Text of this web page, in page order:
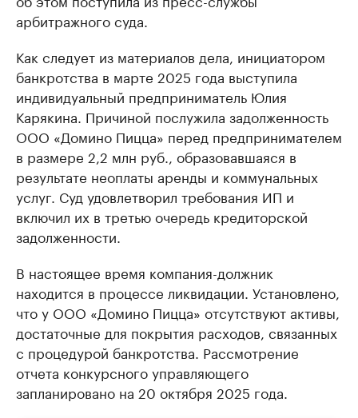
арбитражного суда.
Как следует из материалов дела, инициатором
банкротства в марте 2025 года выступила
индивидуальный предприниматель Юлия
Карякина. Причиной послужила задолженность
ООО «Домино Пицца» перед предпринимателем
в размере 2,2 млн руб., образовавшаяся в
результате неоплаты аренды и коммунальных
услуг. Суд удовлетворил требования ИП и
включил их в третью очередь кредиторской
задолженности.
В настоящее время компания-должник
находится в процессе ликвидации. Установлено,
что у ООО «Домино Пицца» отсутствуют активы,
достаточные для покрытия расходов, связанных
с процедурой банкротства. Рассмотрение
отчета конкурсного управляющего
запланировано на 20 октября 2025 года.